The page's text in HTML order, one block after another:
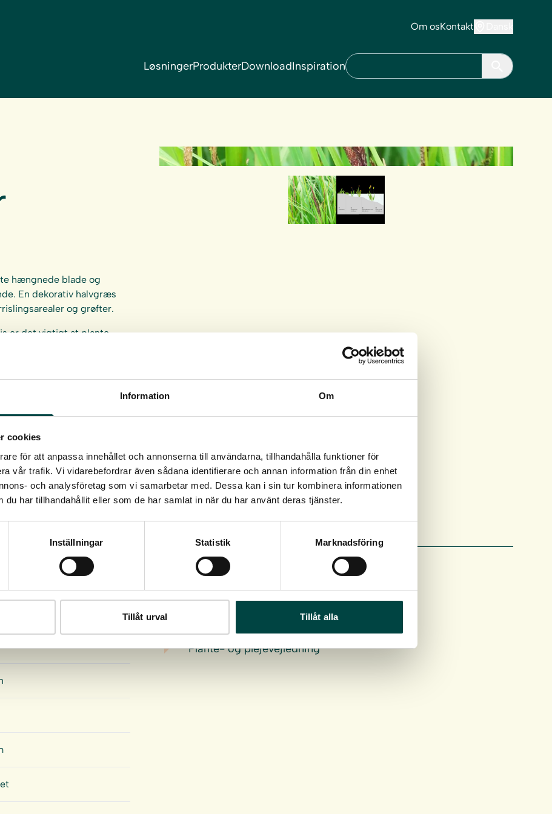
Information Om
cookies
för att anpassa innehållet och annonserna till användarna, tillhandahålla funktioner för
vår trafik. Vi vidarebefordrar även sådana identifierare och annan information från din enhet
och analysföretag som vi samarbetar med. Dessa kan i sin tur kombinera informationen
du har tillhandahållit eller som de har samlat in när du har använt deras tjänster.
Inställningar Statistik Marknadsföring
Tillåt urval Tillåt alla
Om osKontakt
LøsningerProdukterDownloadInspiration
hængnede blade og
En dekorativ halvgræs
og grøfter.
er det vigtigt at plante
Se
Download
Plante- og plejevejledning